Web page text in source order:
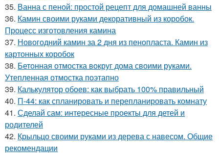
35. Ванна с пеной: простой рецепт для домашней ванны
36. Камин своими руками декоративный из коробок.
Процесс изготовления камина
37. Новогодний камин за 2 дня из пенопласта. Камин из
картонных коробок
38. Бетонная отмостка вокруг дома своими руками.
Утепленная отмостка поэтапно
39. Калькулятор обоев: как выбрать 100% правильный
40. П-44: как спланировать и перепланировать комнату
41. Сделай сам: интересные проекты для детей и
родителей
42. Крыльцо своими руками из дерева с навесом. Общие
рекомендации